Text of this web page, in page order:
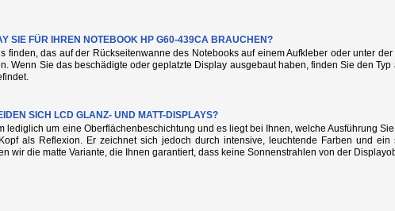
SIE FÜR IHREN NOTEBOOK HP G60-439CA BRAUCHEN?
das auf der Rückseitenwanne des Notebooks auf einem Aufkleber oder unter der
Wenn Sie das beschädigte oder geplatzte Display ausgebaut haben, finden Sie den
SICH LCD GLANZ- UND MATT-DISPLAYS?
lediglich um eine Oberflächenbeschichtung und es liegt bei Ihnen, welche Ausführung
als Reflexion. Er zeichnet sich jedoch durch intensive, leuchtende Farben und
wir die matte Variante, die Ihnen garantiert, dass keine Sonnenstrahlen von der